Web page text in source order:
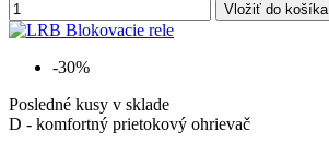
Vložiť do košíka
-30%
Posledné kusy v sklade
D - komfortný prietokový ohrievač